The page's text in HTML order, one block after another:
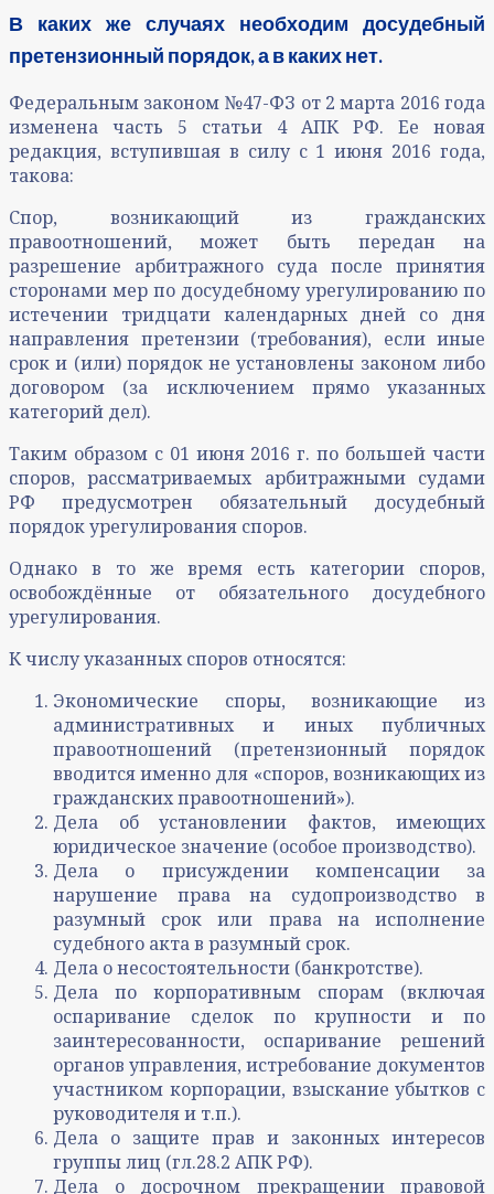
В каких же случаях необходим досудебный
претензионный порядок, а в каких нет.
Федеральным законом №47-ФЗ от 2 марта 2016 года
изменена часть 5 статьи 4 АПК РФ. Ее новая
редакция, вступившая в силу с 1 июня 2016 года,
такова:
Спор, возникающий из гражданских
правоотношений, может быть передан на
разрешение арбитражного суда после принятия
сторонами мер по досудебному урегулированию по
истечении тридцати календарных дней со дня
направления претензии (требования), если иные
срок и (или) порядок не установлены законом либо
договором (за исключением прямо указанных
категорий дел).
Таким образом с 01 июня 2016 г. по большей части
споров, рассматриваемых арбитражными судами
РФ предусмотрен обязательный досудебный
порядок урегулирования споров.
Однако в то же время есть категории споров,
освобождённые от обязательного досудебного
урегулирования.
К числу указанных споров относятся:
Экономические споры, возникающие из
административных и иных публичных
правоотношений (претензионный порядок
вводится именно для «споров, возникающих из
гражданских правоотношений»).
Дела об установлении фактов, имеющих
юридическое значение (особое производство).
Дела о присуждении компенсации за
нарушение права на судопроизводство в
разумный срок или права на исполнение
судебного акта в разумный срок.
Дела о несостоятельности (банкротстве).
Дела по корпоративным спорам (включая
оспаривание сделок по крупности и по
заинтересованности, оспаривание решений
органов управления, истребование документов
участником корпорации, взыскание убытков с
руководителя и т.п.).
Дела о защите прав и законных интересов
группы лиц (гл.28.2 АПК РФ).
Дела о досрочном прекращении правовой